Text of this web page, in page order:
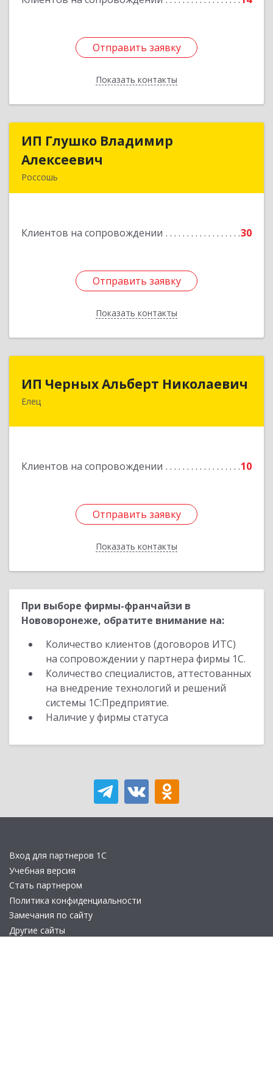
Отправить заявку
Показать контакты
Отправить заявку
Назад
ИП Глушко Владимир
Алексеевич
Россошь
Клиентов на сопровождении 30
Отправить заявку
Показать контакты
ИП Глушко Владимир
Подробнее
Отправить заявку
Назад
ИП Черных Альберт Николаевич
Елец
Клиентов на сопровождении 10
Отправить заявку
Показать контакты
ИП Черных Альберт Николаевич
399771, Липецкая обл, Елец г, Н.Гусевой ул, 56А
Отправить заявку
Назад
При выборе фирмы-франчайзи в
Нововоронеже, обратите внимание на:
Количество клиентов (договоров ИТС)
на сопровождении у партнера фирмы 1С.
Количество специалистов, аттестованных
на внедрение технологий и решений
системы 1С:Предприятие.
Наличие у фирмы статуса
Вход для партнеров 1С
Учебная версия
Стать партнером
Политика конфиденциальности
Замечания по сайту
Другие сайты